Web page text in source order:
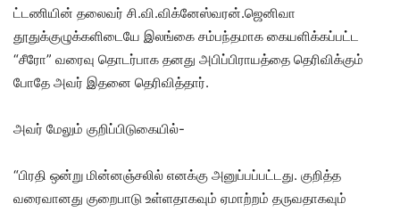
ட்டணியின் தலைவர் சி.வி.விக்னேஸ்வரன்.ஜெனிவா
தூதுக்குழுக்களிடையே இலங்கை சம்பந்தமாக கையளிக்கப்பட்ட
“சீரோ” வரைவு தொடர்பாக தனது அபிப்பிராயத்தை தெரிவிக்கும்
போதே அவர் இதனை தெரிவித்தார்.
அவர் மேலும் குறிப்பிடுகையில்-
“பிரதி ஒன்று மின்னஞ்சலில் எனக்கு அனுப்பப்பட்டது. குறித்த
வரைவானது குறைபாடு உள்ளதாகவும் ஏமாற்றம் தருவதாகவும்